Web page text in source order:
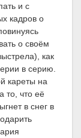
и с
кадров о
о своём
как
в серию.
кареты на
то, что её
в снег в